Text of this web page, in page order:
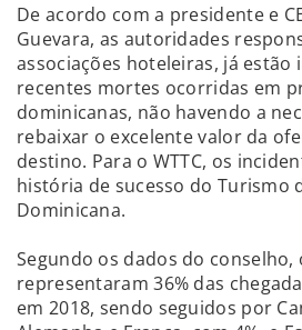
De acordo com a presidente e
Guevara, as autoridades
associações hoteleiras, já estão
recentes mortes ocorridas em
dominicanas, não havendo a
rebaixar o excelente valor da
destino. Para o WTTC, os
história de sucesso do Turismo
Dominicana.
Segundo os dados do conselho,
representaram 36% das
em 2018, sendo seguidos por